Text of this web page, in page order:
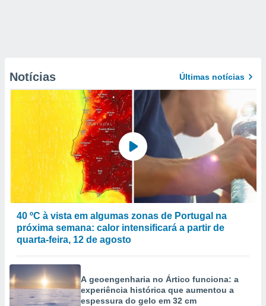
Notícias Últimas notícias
40 ºC à vista em algumas zonas de Portugal na
próxima semana: calor intensificará a partir de
quarta-feira, 12 de agosto
A geoengenharia no Ártico funciona: a
experiência histórica que aumentou a
espessura do gelo em 32 cm